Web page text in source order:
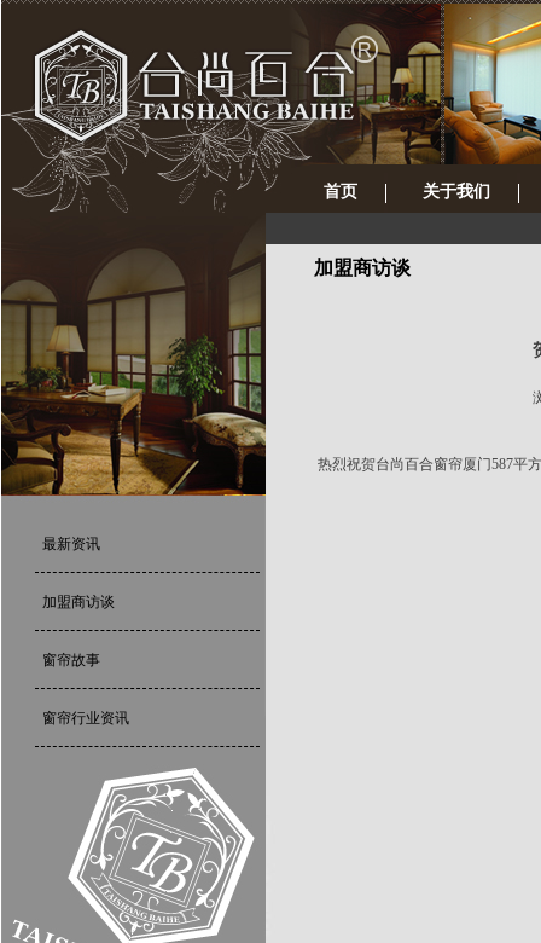
首页 关于我们
最新资讯
加盟商访谈
窗帘故事
窗帘行业资讯
加盟商访谈
热烈祝贺台尚百合窗帘厦门587平